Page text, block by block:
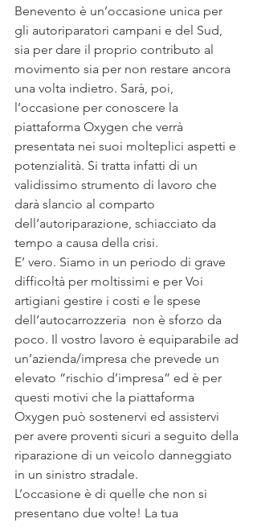
Benevento è un’occasione unica per
gli autoriparatori campani e del Sud,
sia per dare il proprio contributo al
movimento sia per non restare ancora
una volta indietro. Sarà, poi,
l’occasione per conoscere la
piattaforma Oxygen che verrà
presentata nei suoi molteplici aspetti e
potenzialità. Si tratta infatti di un
validissimo strumento di lavoro che
darà slancio al comparto
dell’autoriparazione, schiacciato da
tempo a causa della crisi.
E’ vero. Siamo in un periodo di grave
difficoltà per moltissimi e per Voi
artigiani gestire i costi e le spese
dell’autocarrozzeria  non è sforzo da
poco. Il vostro lavoro è equiparabile ad
un’azienda/impresa che prevede un
elevato “rischio d’impresa” ed è per
questi motivi che la piattaforma
Oxygen può sostenervi ed assistervi
per avere proventi sicuri a seguito della
riparazione di un veicolo danneggiato
in un sinistro stradale.
L’occasione è di quelle che non si
presentano due volte! La tua